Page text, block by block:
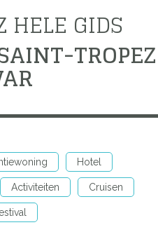
HELE GIDS
TROPEZ
Hotel
Activiteiten Cruisen